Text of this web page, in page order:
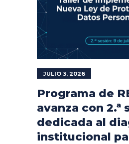
JULIO 3, 2026
Programa de
avanza con 2.ª
dedicada al
institucional